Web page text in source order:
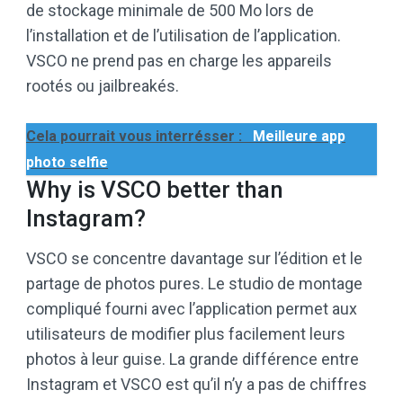
de stockage minimale de 500 Mo lors de
l’installation et de l’utilisation de l’application.
VSCO ne prend pas en charge les appareils
rootés ou jailbreakés.
Cela pourrait vous interrésser :
Meilleure app
photo selfie
Why is VSCO better than
Instagram?
VSCO se concentre davantage sur l’édition et le
partage de photos pures. Le studio de montage
compliqué fourni avec l’application permet aux
utilisateurs de modifier plus facilement leurs
photos à leur guise. La grande différence entre
Instagram et VSCO est qu’il n’y a pas de chiffres